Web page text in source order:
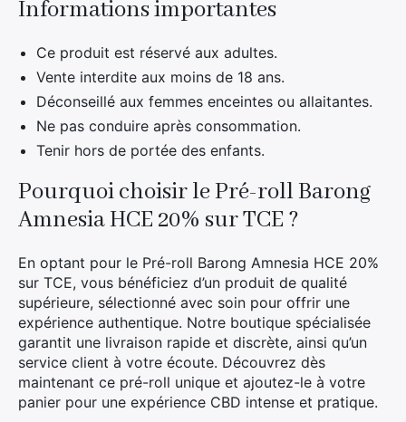
Informations importantes
Ce produit est réservé aux adultes.
Vente interdite aux moins de 18 ans.
Déconseillé aux femmes enceintes ou allaitantes.
Ne pas conduire après consommation.
Tenir hors de portée des enfants.
Pourquoi choisir le Pré-roll Barong
Amnesia HCE 20% sur TCE ?
En optant pour le Pré-roll Barong Amnesia HCE 20%
sur TCE, vous bénéficiez d’un produit de qualité
supérieure, sélectionné avec soin pour offrir une
expérience authentique. Notre boutique spécialisée
garantit une livraison rapide et discrète, ainsi qu’un
service client à votre écoute. Découvrez dès
maintenant ce pré-roll unique et ajoutez-le à votre
panier pour une expérience CBD intense et pratique.